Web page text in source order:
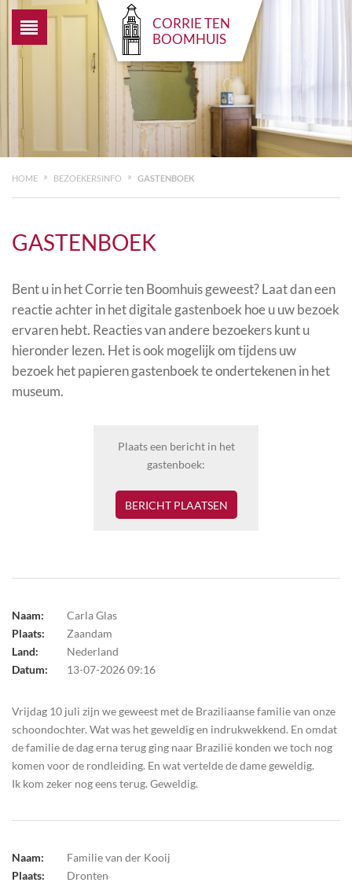
CORRIE TEN
BOOMHUIS
HOME » BEZOEKERSINFO » GASTENBOEK
GASTENBOEK
Bent u in het Corrie ten Boomhuis geweest? Laat dan een
reactie achter in het digitale gastenboek hoe u uw bezoek
ervaren hebt. Reacties van andere bezoekers kunt u
hieronder lezen. Het is ook mogelijk om tijdens uw
bezoek het papieren gastenboek te ondertekenen in het
museum.
Plaats een bericht in het
gastenboek:
BERICHT PLAATSEN
Naam:
Carla Glas
Plaats:
Zaandam
Land:
Nederland
Datum:
13-07-2026 09:16
Vrijdag 10 juli zijn we geweest met de Braziliaanse familie van onze
schoondochter. Wat was het geweldig en indrukwekkend. En omdat
de familie de dag erna terug ging naar Brazilië konden we toch nog
komen voor de rondleiding. En wat vertelde de dame geweldig.
Ik kom zeker nog eens terug. Geweldig.
Naam:
Familie van der Kooij
Plaats:
Dronten